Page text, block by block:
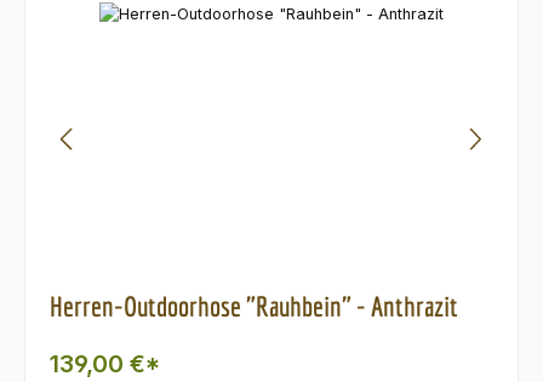
Bildergalerie überspringen
Herren-Outdoorhose "Rauhbein" - Anthrazit
139,00 €*